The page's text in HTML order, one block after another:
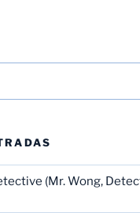
(Mr. Wong,